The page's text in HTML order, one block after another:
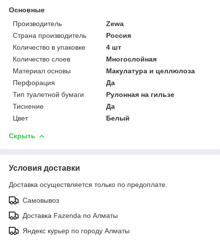
Основные
Производитель
Zewa
Страна производитель
Россия
Количество в упаковке
4 шт
Количество слоев
Многослойная
Материал основы
Макулатура и целлюлоза
Перфорация
Да
Тип туалетной бумаги
Рулонная на гильзе
Тиснение
Да
Цвет
Белый
Скрыть
Условия доставки
Доставка осуществляется только по предоплате.
Самовывоз
Доставка Fazenda по Алматы
Яндекс курьер по городу Алматы